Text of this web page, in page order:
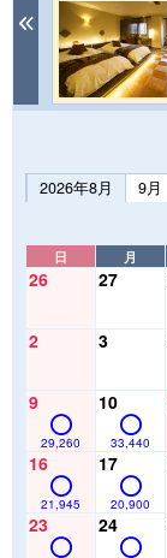
Previous
2026年8月
9月
日 月
26 27
2 3
9
29,260
10
33,440
16
21,945
17
20,900
23 24